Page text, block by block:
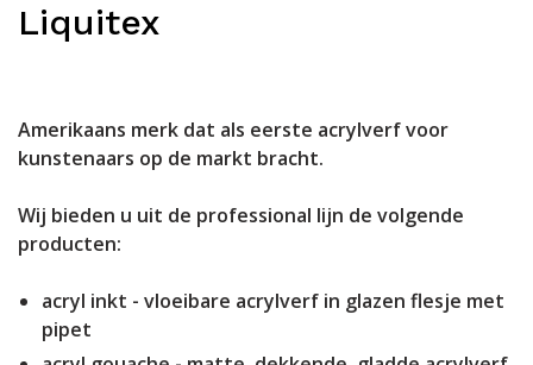
Liquitex
Amerikaans merk dat als eerste acrylverf voor
kunstenaars op de markt bracht.
Wij bieden u uit de professional lijn de volgende
producten:
acryl inkt - vloeibare acrylverf in glazen flesje met
pipet